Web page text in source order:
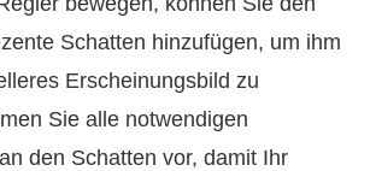
Schatten hinzufügen, um ihm
Erscheinungsbild zu
Sie alle notwendigen
den Schatten vor, damit Ihr